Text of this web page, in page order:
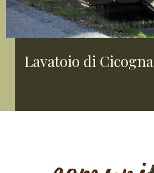
Lavatoio di Cicogna